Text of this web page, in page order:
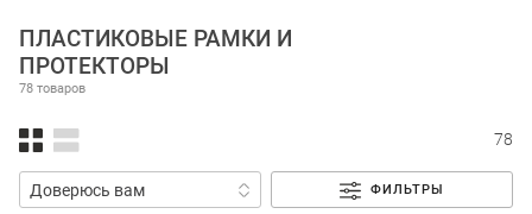
ПЛАСТИКОВЫЕ РАМКИ И
ПРОТЕКТОРЫ
78 товаров
78
ФИЛЬТРЫ